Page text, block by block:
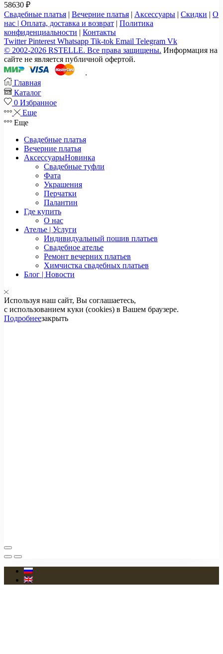
58630 ₽
Свадебные платья | Вечерние платья | Аксессуары | Скидки | О
нас | Оплата, доставка и возврат | Политика
конфиденциальности | Контакты
Twitter Pinterest Whatsapp Tik-tok Email Telegram Vk
© 2002-2026 RSTELLE. Все права защищены. Информация на
сайте не является публичной офертой.
.
Главная
Каталог
0 Избранное
Еще
Еще
Свадебные платья
Вечерние платья
АксессуарыНовинка
Свадебные туфли
Фата
Украшения
Перчатки
Палантин
Где купить
О нас
Ателье | Услуги
Индивидуальный пошив платьев
Свадебное ателье
Ремонт вечерних платьев
Химчистка свадебных платьев
Блог | Новости
Используя наш сайт, Вы соглашаетесь,
с использованием куки (cookies) в Вашем браузере.
Подробнеезакрыть